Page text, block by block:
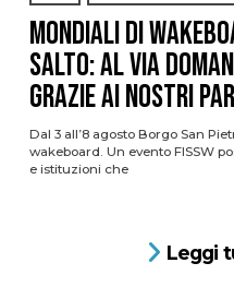
Mondiali di
Salto: al via
grazie ai nostri
Dal 3 all’8 agosto Borgo San
wakeboard. Un evento FISSW
e istituzioni che
Leggi